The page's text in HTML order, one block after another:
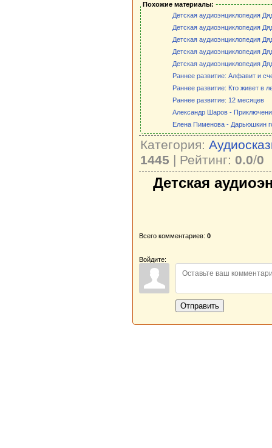
Похожие материалы:
Детская аудиоэнциклопедия
Детская аудиоэнциклопедия
Детская аудиоэнциклопедия
Детская аудиоэнциклопедия
Детская аудиоэнциклопедия
Раннее развитие: Алфавит и
Раннее развитие: Кто живет в
Раннее развитие: 12 месяцев
Александр Шаров -
Елена Пименова - Дарьюшкин
Категория:
1445 | Рейтинг: 0.0/0
Детская
Всего комментариев: 0
Войдите:
Отправить